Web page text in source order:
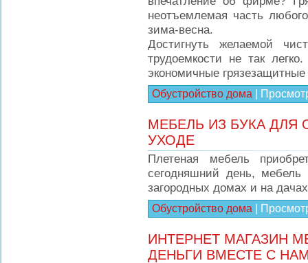
неотъемлемая часть
зима-весна.
Достигнуть желаемой
трудоемкости не так
экономичные
Обустройство дома
МЕБЕЛЬ ИЗ БУКА ДЛЯ
УХОДЕ
Плетеная мебель
сегодняшний день, мебель
загородных домах и на
Обустройство дома
ИНТЕРНЕТ МАГАЗИН
ДЕНЬГИ ВМЕСТЕ С